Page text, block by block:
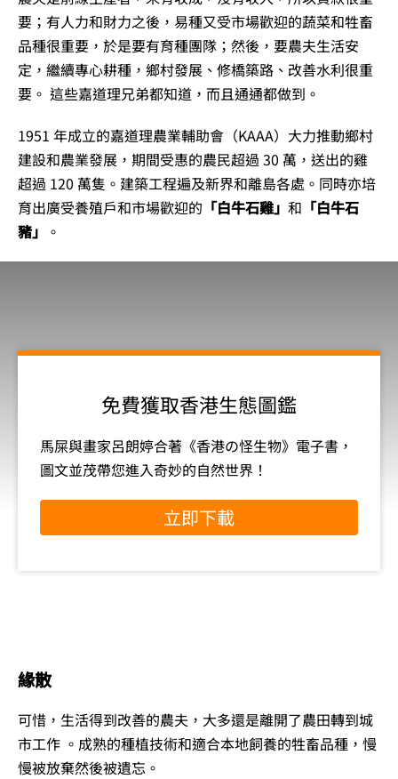
要；有人力和財力之後，易種又受市場歡迎的蔬菜和牲畜
品種很重要，於是要有育種團隊；然後，要農夫生活安
定，繼續專心耕種，鄉村發展、修橋築路、改善水利很重
要。 這些嘉道理兄弟都知道，而且通通都做到。
1951 年成立的嘉道理農業輔助會（KAAA）大力推動鄉村
建設和農業發展，期間受惠的農民超過 30 萬，送出的雞
超過 120 萬隻。建築工程遍及新界和離島各處。同時亦培
育出廣受養殖戶和市場歡迎的 「白牛石雞」 和 「白牛石
豬」 。
免費獲取香港生態圖鑑
馬屎與畫家呂朗婷合著《香港の怪生物》電子書，
圖文並茂帶您進入奇妙的自然世界！
立即下載
緣散
可惜，生活得到改善的農夫，大多還是離開了農田轉到城
市工作 。成熟的種植技術和適合本地飼養的牲畜品種，慢
慢被放棄然後被遺忘。